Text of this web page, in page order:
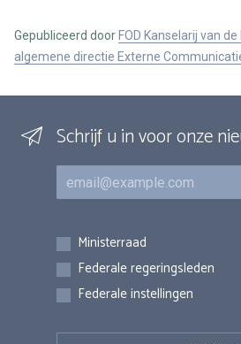
Gepubliceerd door FOD Kanselarij van
algemene directie Externe
Schrijf u in voor onze
E-mail
Inschrijvingen
Ministerraad
Federale regeringsleden
Federale instellingen